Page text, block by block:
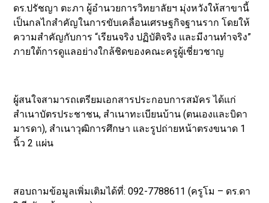
ดร.ปรัชญา ตะภา ผู้อำนวยการวิทยาลัยฯ มุ่งหวังให้สาขานี้
เป็นกลไกสำคัญในการขับเคลื่อนเศรษฐกิจฐานราก โดยให้
ความสำคัญกับการ “เรียนจริง ปฏิบัติจริง และมีงานทำจริง”
ภายใต้การดูแลอย่างใกล้ชิดของคณะครูผู้เชี่ยวชาญ
ผู้สนใจสามารถเตรียมเอกสารประกอบการสมัคร ได้แก่
สำเนาบัตรประชาชน, สำเนาทะเบียนบ้าน (ตนเองและบิดา
มารดา), สำเนาวุฒิการศึกษา และรูปถ่ายหน้าตรงขนาด 1
นิ้ว 2 แผ่น
สอบถามข้อมูลเพิ่มเติมได้ที่: 092-7788611 (ครูโม – ดร.ดา